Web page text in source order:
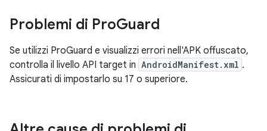
Problemi di ProGuard
Se utilizzi ProGuard e visualizzi errori nell'APK offuscato,
controlla il livello API target in AndroidManifest.xml .
Assicurati di impostarlo su 17 o superiore.